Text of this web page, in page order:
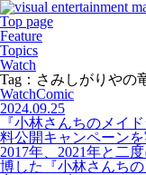
Top page
Feature
Topics
Watch
Tag：さみしがりやの
WatchComic
2024.09.25
『小林さんちのメイ
料公開キャンペーンを
2017年、2021年と二
博した『小林さんち